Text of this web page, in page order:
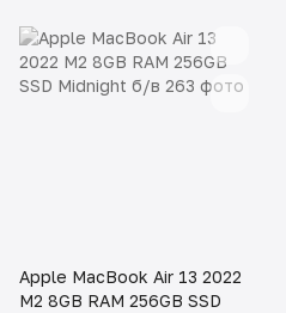
Apple MacBook Air 13 2022
M2 8GB RAM 256GB SSD